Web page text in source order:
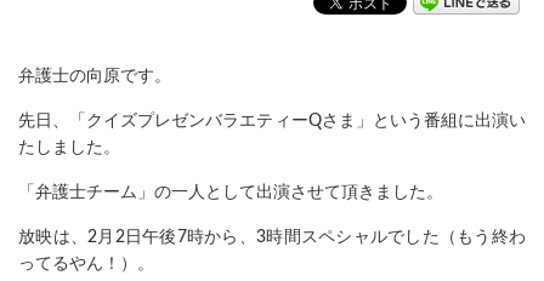
弁護士の向原です。
先日、「 クイズプレゼンバラエティーQさま 」という番組に出演い
たしました。
「弁護士チーム」の一人として出演させて頂きました。
放映は、2月2日午後7時から、3時間スペシャルでした（もう終わ
ってるやん！）。